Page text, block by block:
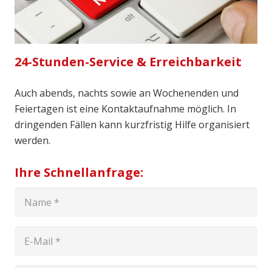
24-Stunden-Service & Erreichbarkeit
Auch abends, nachts sowie an Wochenenden und
Feiertagen ist eine Kontaktaufnahme möglich. In
dringenden Fällen kann kurzfristig Hilfe organisiert
werden.
Ihre Schnellanfrage: